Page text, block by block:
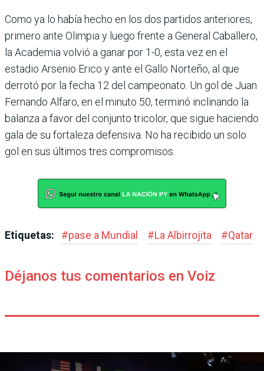
Como ya lo había hecho en los dos partidos anteriores,
pri­mero ante Olimpia y luego frente a General Caballero,
la Academia volvió a ganar por 1-0, esta vez en el
estadio Arse­nio Erico y ante el Gallo Nor­teño, al que
derrotó por la fecha 12 del campeonato. Un gol de Juan
Fernando Alfaro, en el minuto 50, terminó inclinando la
balanza a favor del conjunto tricolor, que sigue haciendo
gala de su fortaleza defensiva. No ha recibido un solo
gol en sus últimos tres compromisos.
Etiquetas: #pase a Mundial #La Albirrojita #Qatar
Déjanos tus comentarios en Voiz